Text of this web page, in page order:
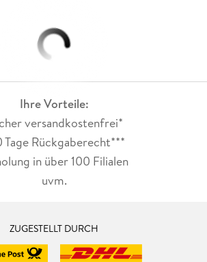
Ihre Vorteile:
versandkostenfrei*
Tage Rückgaberecht***
in über 100 Filialen
uvm.
ZUGESTELLT DURCH